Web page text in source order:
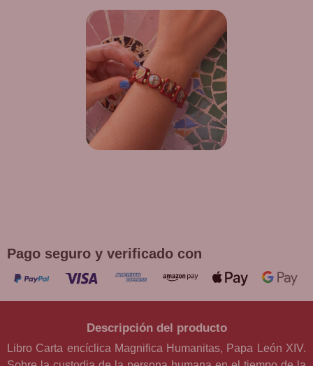
Pago seguro y verificado con
Descripción del producto
Libro Carta encíclica Magnifica Humanitas, Papa León XIV.